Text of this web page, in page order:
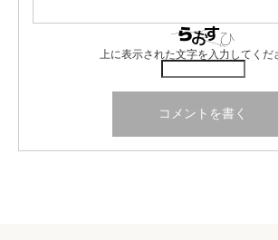
上に表示された文字を入力してくだ